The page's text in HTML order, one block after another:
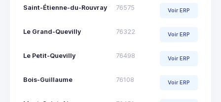
Saint-Étienne-du-Rouvray 76575 Voir ERP
Le Grand-Quevilly 76322 Voir ERP
Le Petit-Quevilly 76498 Voir ERP
Bois-Guillaume 76108 Voir ERP